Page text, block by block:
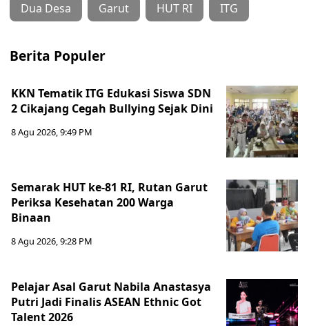
Dua Desa Garut HUT RI ITG
Berita Populer
KKN Tematik ITG Edukasi Siswa SDN
2 Cikajang Cegah Bullying Sejak Dini
8 Agu 2026, 9:49 PM
Semarak HUT ke-81 RI, Rutan Garut
Periksa Kesehatan 200 Warga
Binaan
8 Agu 2026, 9:28 PM
Pelajar Asal Garut Nabila Anastasya
Putri Jadi Finalis ASEAN Ethnic Got
Talent 2026